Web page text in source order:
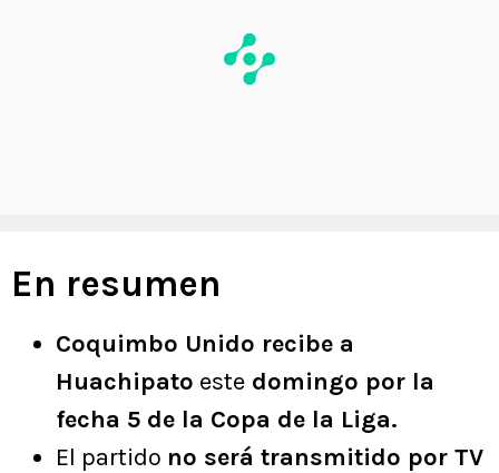
En resumen
Coquimbo Unido recibe a
Huachipato este domingo por la
fecha 5 de la Copa de la Liga.
El partido no será transmitido por TV